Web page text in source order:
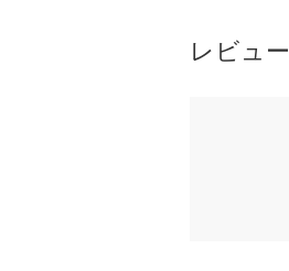
レビュー